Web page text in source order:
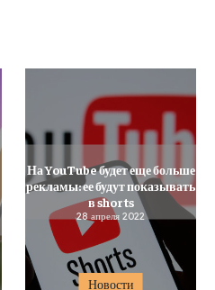
Новости
На YouTube будет еще больше
рекламы: ее будут показывать
в shorts
28 апреля 2022